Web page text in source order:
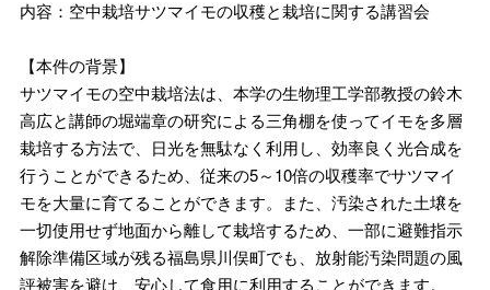
内容：空中栽培サツマイモの収穫と栽培に関する講習会
【本件の背景】
サツマイモの空中栽培法は、本学の生物理工学部教授の鈴木
高広と講師の堀端章の研究による三角棚を使ってイモを多層
栽培する方法で、日光を無駄なく利用し、効率良く光合成を
行うことができるため、従来の5～10倍の収穫率でサツマイ
モを大量に育てることができます。また、汚染された土壌を
一切使用せず地面から離して栽培するため、一部に避難指示
解除準備区域が残る福島県川俣町でも、放射能汚染問題の風
評被害を避け、安心して食用に利用することができます。